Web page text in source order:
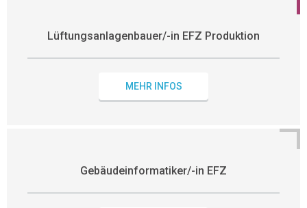
Lüftungsanlagenbauer/-in EFZ Produktion
MEHR INFOS
Gebäudeinformatiker/-in EFZ